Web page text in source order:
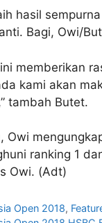
hasil
Bagi, Owi/
ini memberikan
kami akan
tambah Butet.
Owi
ranking 1
Owi. (Adt)
Open 2018,